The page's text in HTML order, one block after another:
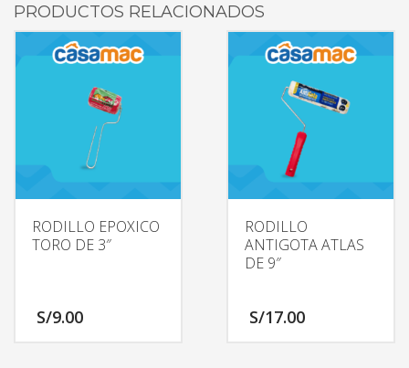
PRODUCTOS RELACIONADOS
RODILLO EPOXICO
TORO DE 3″
S/9.00
RODILLO
ANTIGOTA ATLAS
DE 9″
S/17.00